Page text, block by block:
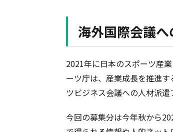
海外国際会議
2021年に日本のスポーツ産
ーツ庁は、産業成長を推進
ツビジネス会議への人材派遣
今回の募集分は今年秋から